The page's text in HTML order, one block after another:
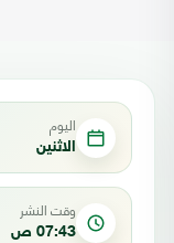
اليوم
الاثنين
وقت النشر
07:43 ص